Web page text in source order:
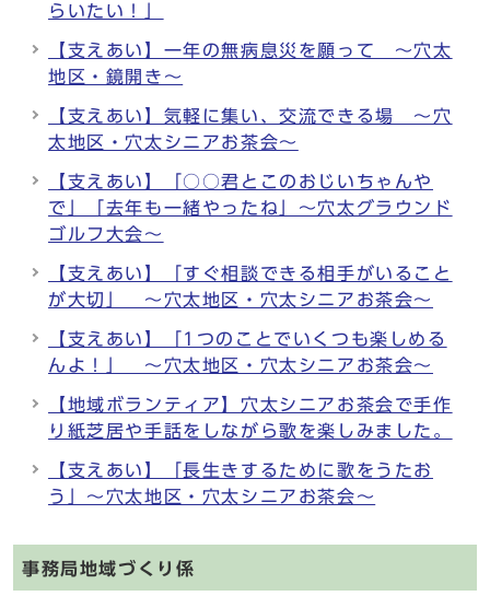
らいたい！」
【支えあい】一年の無病息災を願って ～穴太
地区・鏡開き～
【支えあい】気軽に集い、交流できる場 ～穴
太地区・穴太シニアお茶会～
【支えあい】「○○君とこのおじいちゃんや
で」「去年も一緒やったね」～穴太グラウンド
ゴルフ大会～
【支えあい】「すぐ相談できる相手がいること
が大切」 ～穴太地区・穴太シニアお茶会～
【支えあい】「1つのことでいくつも楽しめる
んよ！」 ～穴太地区・穴太シニアお茶会～
【地域ボランティア】穴太シニアお茶会で手作
り紙芝居や手話をしながら歌を楽しみました。
【支えあい】「長生きするために歌をうたお
う」～穴太地区・穴太シニアお茶会～
事務局地域づくり係